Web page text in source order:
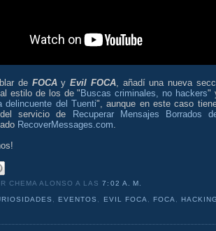
de FOCAyEvil FOCA, añadí una nueva
estilo de los de " Buscas criminales, no hackers"
delincuente del Tuenti", aunque en este caso
servicio de
Recuperar Mensajes Borrados
RecoverMessages.com
CHEMA ALONSOA LAS7:02 A. M.
, EVENTOS , EVIL FOCA, FOCA, HACKING